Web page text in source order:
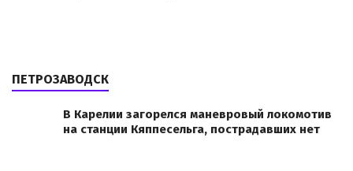
ПЕТРОЗАВОДСК
В Карелии загорелся маневровый локомотив
на станции Кяппесельга, пострадавших нет